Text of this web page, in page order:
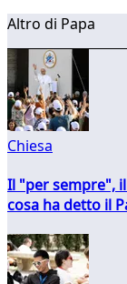
Altro di Papa
Chiesa
Il "per sempre",
cosa ha detto il